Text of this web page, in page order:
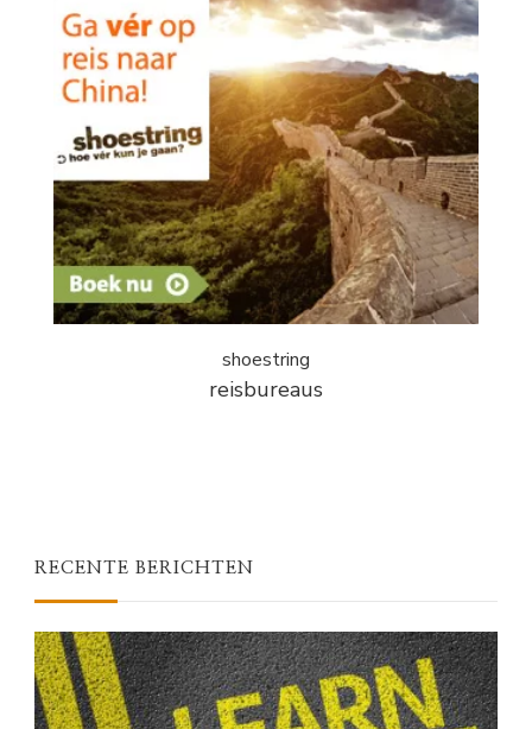
shoestring
reisbureaus
RECENTE BERICHTEN